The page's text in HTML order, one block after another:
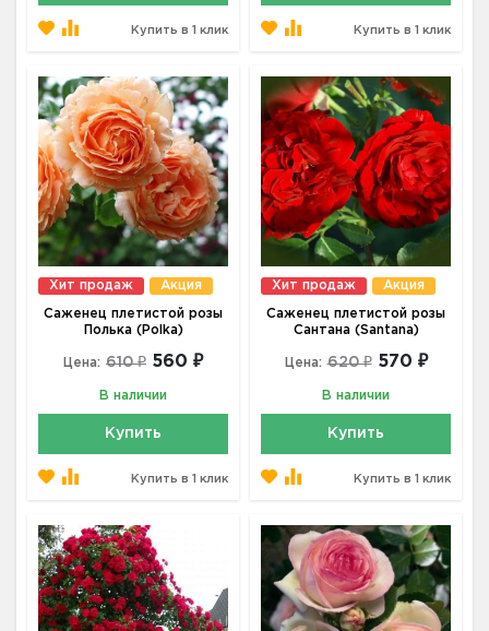
Купить в 1 клик Купить в 1 клик
Хит продаж Акция
Саженец плетистой розы
Полька (Polka)
Цена: 610 ₽ 560 ₽
В наличии
Купить
Купить в 1 клик
Хит продаж Акция
Саженец плетистой розы
Сантана (Santana)
Цена: 620 ₽ 570 ₽
В наличии
Купить
Купить в 1 клик